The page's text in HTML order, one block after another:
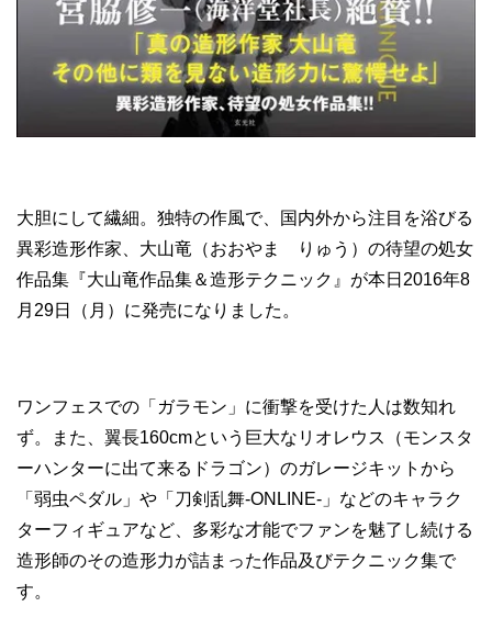
大胆にして繊細。独特の作風で、国内外から注目を浴びる
異彩造形作家、大山竜（おおやま りゅう）の待望の処女
作品集『大山竜作品集＆造形テクニック』が本日2016年8
月29日（月）に発売になりました。
ワンフェスでの「ガラモン」に衝撃を受けた人は数知れ
ず。また、翼長160cmという巨大なリオレウス（モンスタ
ーハンターに出て来るドラゴン）のガレージキットから
「弱虫ペダル」や「刀剣乱舞-ONLINE-」などのキャラク
ターフィギュアなど、多彩な才能でファンを魅了し続ける
造形師のその造形力が詰まった作品及びテクニック集で
す。